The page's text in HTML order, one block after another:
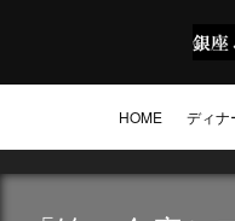
HOME ディナ
アクセス・ご予約 (Access / Reservations)